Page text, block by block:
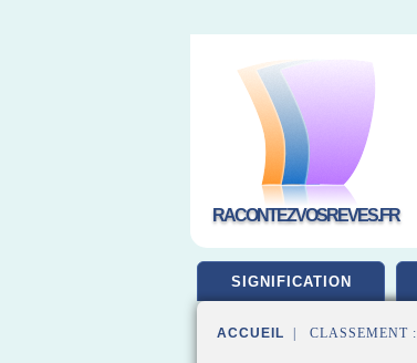
RACONTEZVOSREVES.FR
SIGNIFICATION
ACCUEIL | CLASSEMENT :